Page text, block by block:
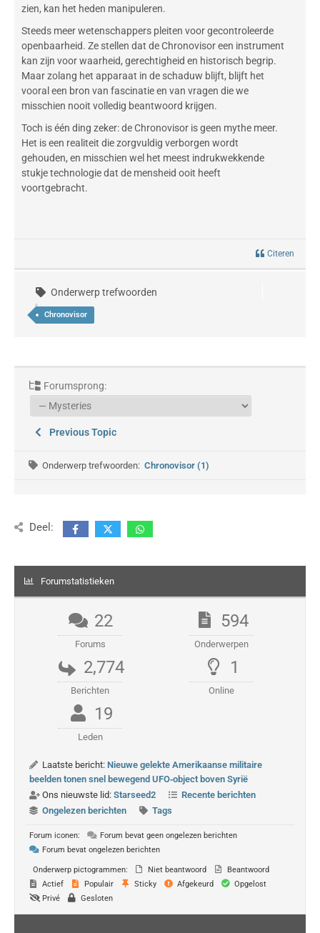
zien, kan het heden manipuleren.
Steeds meer wetenschappers pleiten voor gecontroleerde
openbaarheid. Ze stellen dat de Chronovisor een instrument
kan zijn voor waarheid, gerechtigheid en historisch begrip.
Maar zolang het apparaat in de schaduw blijft, blijft het
vooral een bron van fascinatie en van vragen die we
misschien nooit volledig beantwoord krijgen.
Toch is één ding zeker: de Chronovisor is geen mythe meer.
Het is een realiteit die zorgvuldig verborgen wordt
gehouden, en misschien wel het meest indrukwekkende
stukje technologie dat de mensheid ooit heeft
voortgebracht.
Citeren
Onderwerp trefwoorden
Chronovisor
Forumsprong:
Previous Topic
Onderwerp trefwoorden:Chronovisor (1)
Deel:
Forumstatistieken
22
Forums
594
Onderwerpen
2,774
Berichten
1
Online
19
Leden
Laatste bericht: Nieuwe gelekte Amerikaanse militaire
beelden tonen snel bewegend UFO‑object boven Syrië
Ons nieuwste lid: Starseed2
Recente berichten
Ongelezen berichten
Tags
Forum iconen:
Forum bevat geen ongelezen berichten
Forum bevat ongelezen berichten
Onderwerp pictogrammen: Niet beantwoord
Beantwoord
Actief
Populair Sticky Afgekeurd
Opgelost
Privé
Gesloten